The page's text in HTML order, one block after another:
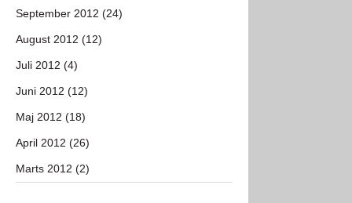
September 2012 (24)
August 2012 (12)
Juli 2012 (4)
Juni 2012 (12)
Maj 2012 (18)
April 2012 (26)
Marts 2012 (2)